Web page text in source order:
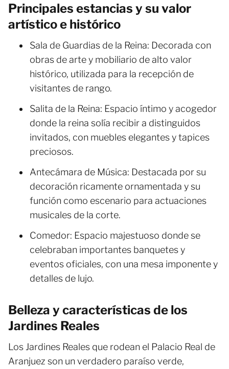
Principales estancias y su valor
artístico e histórico
Sala de Guardias de la Reina: Decorada con
obras de arte y mobiliario de alto valor
histórico, utilizada para la recepción de
visitantes de rango.
Salita de la Reina: Espacio íntimo y acogedor
donde la reina solía recibir a distinguidos
invitados, con muebles elegantes y tapices
preciosos.
Antecámara de Música: Destacada por su
decoración ricamente ornamentada y su
función como escenario para actuaciones
musicales de la corte.
Comedor: Espacio majestuoso donde se
celebraban importantes banquetes y
eventos oficiales, con una mesa imponente y
detalles de lujo.
Belleza y características de los
Jardines Reales
Los Jardines Reales que rodean el Palacio Real de
Aranjuez son un verdadero paraíso verde,